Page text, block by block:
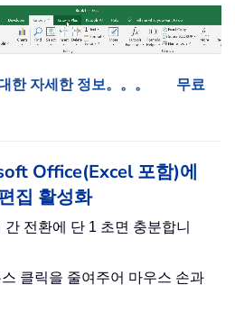
자세한 정보。。。
무료
Office(Excel 포함)에
집 활성화
전환에 단 1 초면 충분합니
클릭을 줄여주어 마우스 손과